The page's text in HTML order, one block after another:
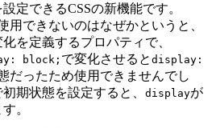
定できるCSSの新機能です。
用できないのはなぜかというと、
を定義するプロパティで、
block; で変化させると display:
だったため使用できませんでし
初期状態を設定すると、 displayが
。